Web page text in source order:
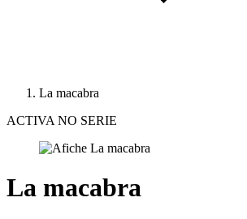
La macabra
ACTIVA NO SERIE
La macabra